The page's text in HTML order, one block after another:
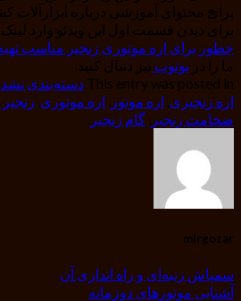
برای محتوای آموزشی درباره ابزارآلات
برای دیدن قسمت اول این ویدئو وارد
چطور برای اره موتوری زنجیر مناسب تهیه
ما را در یوتوب نیز دنبال کنید.
This entry was posted in دسته‌بندی
اره زنجیری اره موتور اره موتوری
ضخامت زنجیر گام زنجیر
mirgozar
سمپاش زنبه‌ای و راه اندازی آن
آشنایی موتورهای دوزمانه